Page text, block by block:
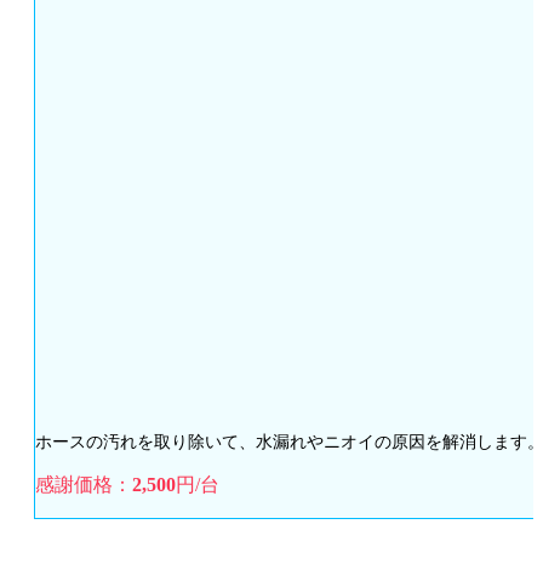
ホースの汚れを取り除いて、水漏れやニオイの原因を解消します。
感謝価格： 2,500円/台